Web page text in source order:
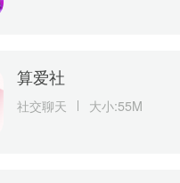
算爱社
社交聊天 大小:55M